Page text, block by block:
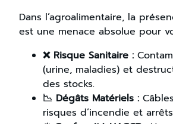
Dans l’agroalimentaire, la
est une menace absolue pour
❌ Risque Sanitaire :
(urine, maladies) et
des stocks.
📉 Dégâts Matériels :
risques d’incendie et